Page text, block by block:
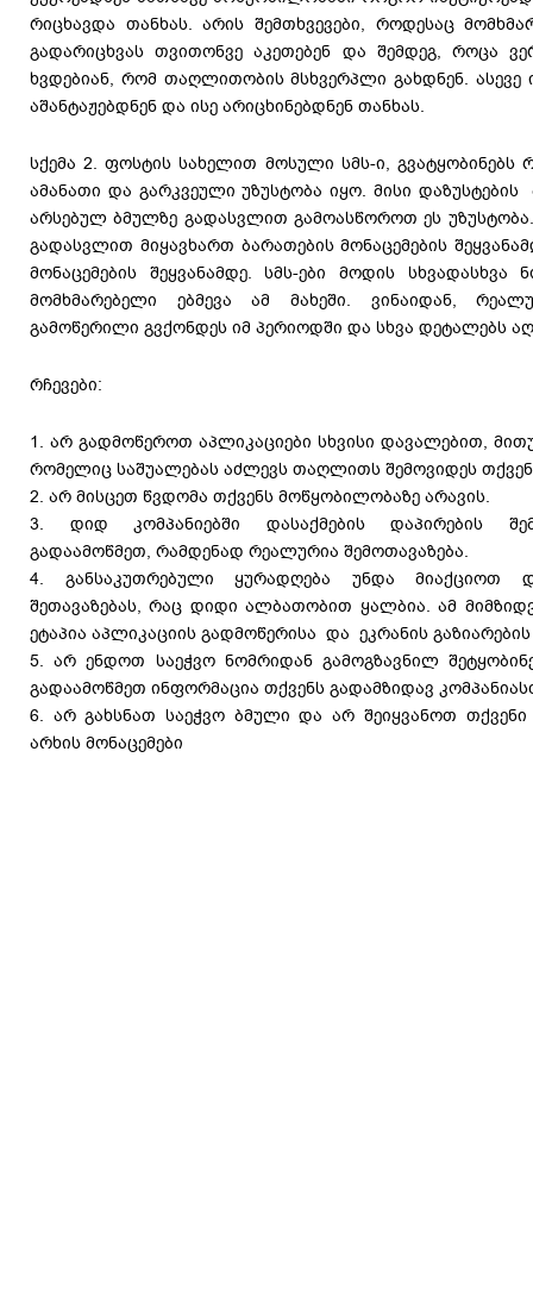
რიცხავდა თანხას. არის შემთხვევები, როდესაც
გადარიცხვას თვითონვე აკეთებენ და შემდეგ, როცა
ხვდებიან, რომ თაღლითობის მსხვერპლი გახდნენ. ასევე
აშანტაჟებდნენ და ისე არიცხინებდნენ თანხას.
სქემა 2. ფოსტის სახელით მოსული სმს-ი,
ამანათი და გარკვეული უზუსტობა იყო. მისი
არსებულ ბმულზე გადასვლით გამოასწოროთ ეს
გადასვლით მიყავხართ ბარათების მონაცემების
მონაცემების შეყვანამდე. სმს-ები მოდის სხვადასხვა
მომხმარებელი ებმევა ამ მახეში. ვინაიდან,
გამოწერილი გვქონდეს იმ პერიოდში და სხვა დეტალებს
რჩევები:
1. არ გადმოწეროთ აპლიკაციები სხვისი დავალებით,
რომელიც საშუალებას აძლევს თაღლითს შემოვიდეს
2. არ მისცეთ წვდომა თქვენს მოწყობილობაზე არავის.
3. დიდ კომპანიებში დასაქმების დაპირების
გადაამოწმეთ, რამდენად რეალურია შემოთავაზება.
4. განსაკუთრებული ყურადღება უნდა მიაქციოთ
შეთავაზებას, რაც დიდი ალბათობით ყალბია. ამ
ეტაპია აპლიკაციის გადმოწერისა და ეკრანის
5. არ ენდოთ საეჭვო ნომრიდან გამოგზავნილ
გადაამოწმეთ ინფორმაცია თქვენს გადამზიდავ
6. არ გახსნათ საეჭვო ბმული და არ შეიყვანოთ
არხის მონაცემები